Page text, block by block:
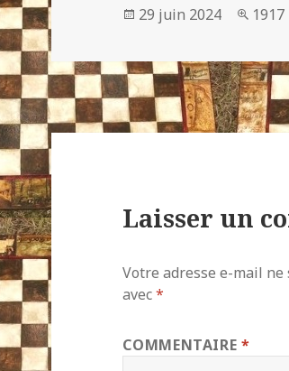
Publié
29 juin 2024 1917
Laisser un
Votre adresse e-mail
avec*
COMMENTAIRE*